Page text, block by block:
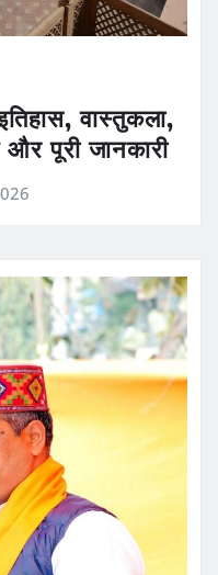
वास्तुकला,
पूरी जानकारी